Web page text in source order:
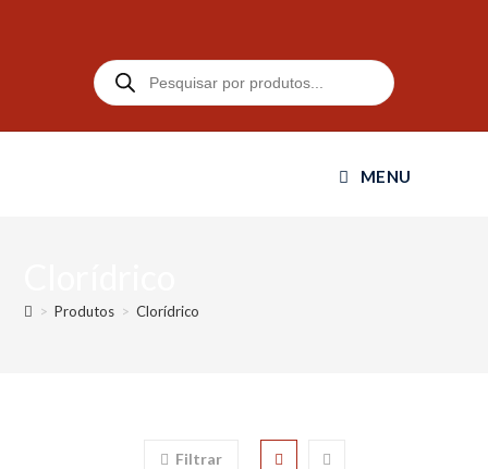
MENU
> Produtos > Clorídrico
Filtrar